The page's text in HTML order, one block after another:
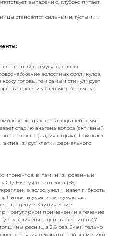
выпадению, глубоко питает.
становятся сильными, густыми и
стимулятор роста
волосяных фолликулов,
кожу головы, тем самым стимулирует
волоса и укрепляет волосяную
экстрактов зародышей семян
стадию анагена волоса (активный
волоса (стадия отдыха). Помогает
активизируя клетки дермального
витаминизированный
His-Lys) и пантенол (В5).
волос, увеличивает гибкость
Питает и укрепляет луковицы,
выпадение. Клинические
регулярном применении в течение
увеличению: длины ресниц в 2,7
ресниц в 2,6 раз. Значительно
снятия декоративной косметики.